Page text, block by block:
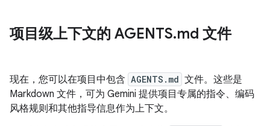
项目级上下文的 AGENTS.md 文件
现在，您可以在项目中包含 AGENTS.md 文件。这些是
Markdown 文件，可为 Gemini 提供项目专属的指令、编码
风格规则和其他指导信息作为上下文。